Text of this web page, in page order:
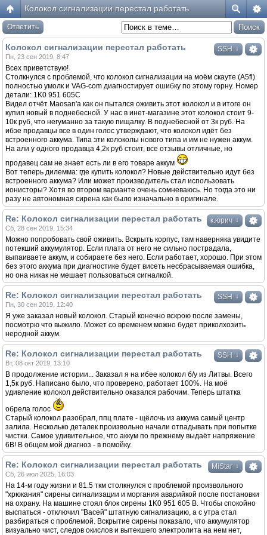
Колокол сигнализации перестал работать
Ответить
SSH ↓
Колокол сигнализации перестал работать
Пн, 23 сен 2019, 8:47
Всех приветствую!
Столкнулся с проблемой, что колокол сигнализации на моём скауте (A5fl)
полностью умолк и VAG-com диагностирует ошибку по этому горну. Номер
детали: 1K0 951 605C
Видел отчёт Maosan'а как он пытался оживить этот колокол и в итоге он
купил новый в поднебесной. У нас в инет-магазине этот колокол стоит 9-
10к руб, что негуманно за такую пищалку. В поднебесной от 3к руб. На
ибэе продавцы все в один голос утверждают, что колокол идёт без
встроенного аккума. Типа эти колоколы нового типа и им не нужен аккум.
На али у одного продавца 4,2к руб стоит, все отзывы отличные, но
продавец сам не знает есть ли в его товаре аккум
Вот теперь дилемма: где купить колокол? Новые действительно идут без
встроенного аккума? Или может производитель стал использовать
ионисторы? Хотя во втором варианте очень сомневаюсь. Но тогда это ни
разу не автономная сирена как было изначально в оригинале.
к.юрич ↓
Re: Колокол сигнализации перестал работать
Сб, 28 сен 2019, 15:34
Можно попробовать свой оживить. Вскрыть корпус, там наверняка увидите
потекший аккумулятор. Если плата от него не сильно пострадала,
выпаиваете аккум, и собираете без него. Если работает, хорошо. При этом
без этого аккума при диагностике будет висеть несбрасываемая ошибка,
но она никак не мешает пользоваться сигналкой.
SSH ↓
Re: Колокол сигнализации перестал работать
Пн, 30 сен 2019, 12:40
Я уже заказал новый колокол. Старый конечно вскрою после замены,
посмотрю что выжило. Может со временем можно будет приколхозить
неродной аккум.
SSH ↓
Re: Колокол сигнализации перестал работать
Вт, 08 окт 2019, 13:10
В продолжение истории... Заказал я на ибее колокол б/у из Литвы. Всего
1,5к руб. Написано было, что проверено, работает 100%. На моё
удивление колокол действительно оказался рабочим. Теперь штатка
обрела голос
Старый колокол разобрал, ппц плате - щёлочь из аккума самый центр
залила. Несколько деталек произвольно начали отпадывать при попытке
чистки. Самое удивительное, что аккум по прежнему выдаёт напряжение
6В! В общем мой диагноз - в помойку.
MiStar ↓
Re: Колокол сигнализации перестал работать
Сб, 26 июл 2025, 16:03
На 14-м году жизни и 81.5 ткм столкнулся с проблемой произвольного
"хрюкания" сирены сигнализации и моргания аварийкой после постановки
на охрану. На машине стоял блок сирены 1K0 951 605 B. Чтобы спокойно
выспаться - отключил "Васей" штатную сигнализацию, а с утра стал
разбираться с проблемой. Вскрытие сирены показало, что аккумулятор
визуально чист, следов окислов и вытекшего электролита на нем нет,